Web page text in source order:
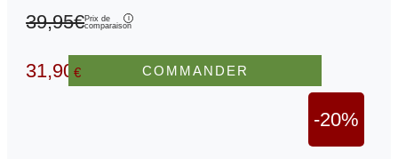
39,95€Prix de
comparaison
31,90€
-20%
COMMANDER